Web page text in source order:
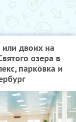
двоих на
озера в
парковка и